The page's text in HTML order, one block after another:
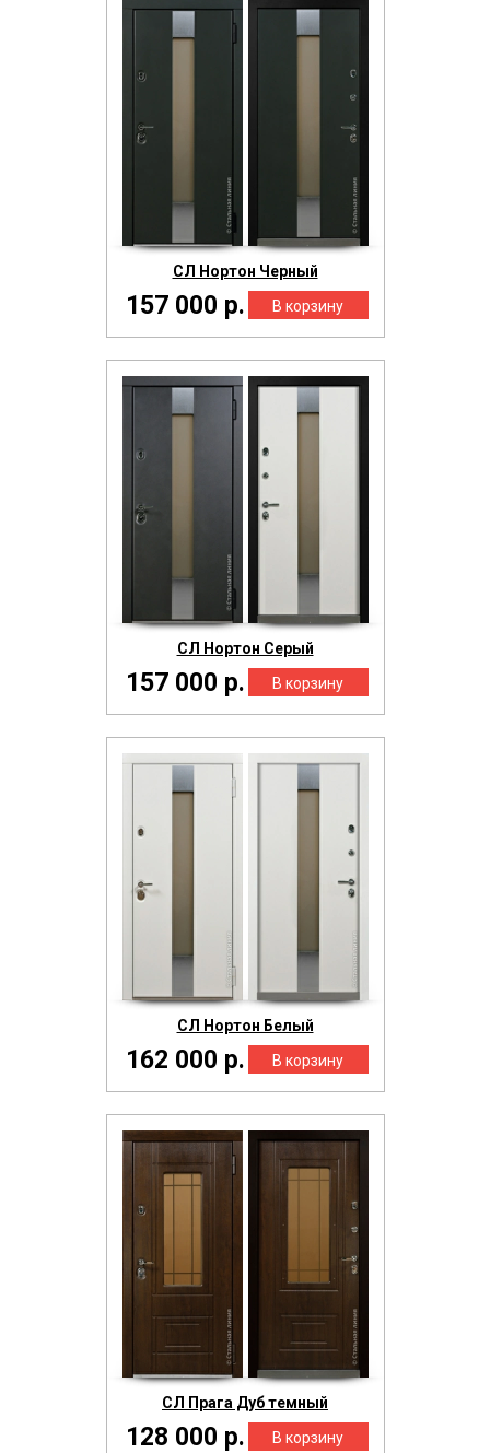
СЛ Нортон Черный
157 000 р.
СЛ Нортон Серый
157 000 р.
СЛ Нортон Белый
162 000 р.
СЛ Прага Дуб темный
128 000 р.